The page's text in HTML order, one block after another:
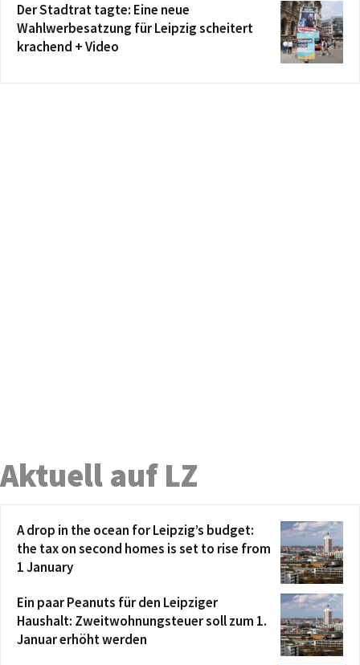
Der Stadtrat tagte: Eine neue
Wahlwerbesatzung für Leipzig scheitert
krachend + Video
Aktuell auf LZ
A drop in the ocean for Leipzig’s budget:
the tax on second homes is set to rise from
1 January
Ein paar Peanuts für den Leipziger
Haushalt: Zweitwohnungsteuer soll zum 1.
Januar erhöht werden